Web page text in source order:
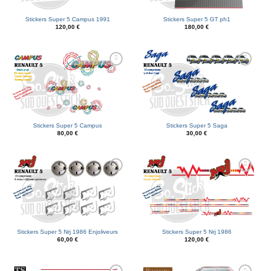
Stickers Super 5 Campus 1991
120,00 €
Stickers Super 5 GT ph1
180,00 €
Ajouter
Stickers Super 5 Campus
80,00 €
Stickers Super 5 Saga
30,00 €
Ajouter
d’envies
Stickers Super 5 Nrj 1986 Enjoliveurs
60,00 €
Ajouter
Stickers Super 5 Nrj 1986
120,00 €